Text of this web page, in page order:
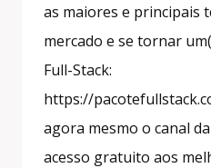
as maiores e principais
mercado e se tornar
Full-Stack:
https://
agora mesmo o canal
acesso gratuito aos